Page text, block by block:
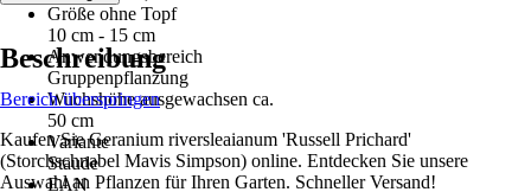
Größe ohne Topf
10 cm - 15 cm
Anwendungsbereich
Gruppenpflanzung
Wuchshöhe ausgewachsen ca.
50 cm
Variante
Staude
EAN
Beschreibung
Bereich überspringen
Kaufen Sie Geranium riversleaianum 'Russell Prichard'
(Storchschnabel Mavis Simpson) online. Entdecken Sie unsere
Auswahl an Pflanzen für Ihren Garten. Schneller Versand!